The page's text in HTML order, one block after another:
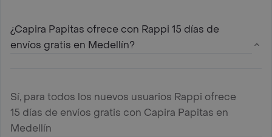
¿Capira Papitas ofrece con Rappi 15 días de
envíos gratis en Medellín?
Sí, para todos los nuevos usuarios Rappi ofrece
15 días de envíos gratis con Capira Papitas en
Medellín